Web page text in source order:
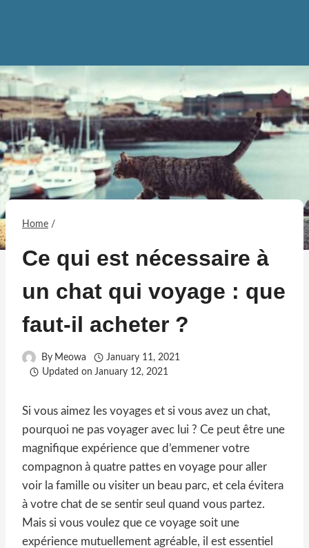
Home /
Ce qui est nécessaire à
un chat qui voyage : que
faut-il acheter ?
By Meowa
January 11, 2021
Updated on January 12, 2021
Si vous aimez les voyages et si vous avez un chat,
pourquoi ne pas voyager avec lui ? Ce peut être une
magnifique expérience que d’emmener votre
compagnon à quatre pattes en voyage pour aller
voir la famille ou visiter un beau parc, et cela évitera
à votre chat de se sentir seul quand vous partez.
Mais si vous voulez que ce voyage soit une
expérience mutuellement agréable, il est essentiel